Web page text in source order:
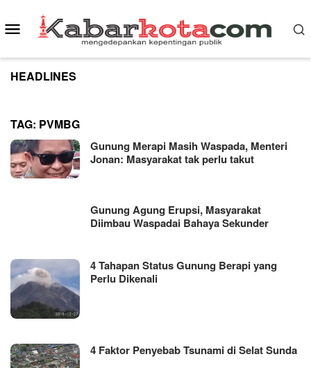
to
content
Mobile
Menu
HEADLINES
TAG: PVMBG
Gunung Merapi Masih Waspada, Menteri
Jonan: Masyarakat tak perlu takut
Gunung Agung Erupsi, Masyarakat
Diimbau Waspadai Bahaya Sekunder
4 Tahapan Status Gunung Berapi yang
Perlu Dikenali
4 Faktor Penyebab Tsunami di Selat Sunda